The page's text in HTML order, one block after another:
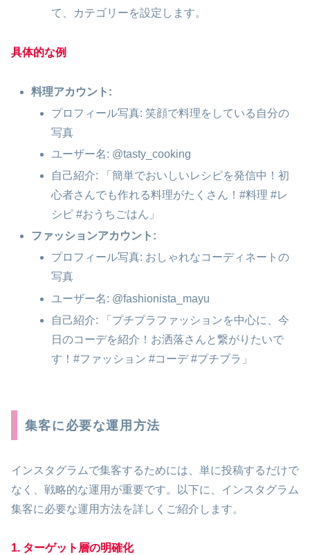
て、カテゴリーを設定します。
具体的な例
料理アカウント:
プロフィール写真: 笑顔で料理をしている自分の
写真
ユーザー名: @tasty_cooking
自己紹介: 「簡単でおいしいレシピを発信中！初
心者さんでも作れる料理がたくさん！#料理 #レ
シピ #おうちごはん」
ファッションアカウント:
プロフィール写真: おしゃれなコーディネートの
写真
ユーザー名: @fashionista_mayu
自己紹介: 「プチプラファッションを中心に、今
日のコーデを紹介！お洒落さんと繋がりたいで
す！#ファッション #コーデ #プチプラ」
集客に必要な運用方法
インスタグラムで集客するためには、単に投稿するだけで
なく、戦略的な運用が重要です。以下に、インスタグラム
集客に必要な運用方法を詳しくご紹介します。
1. ターゲット層の明確化